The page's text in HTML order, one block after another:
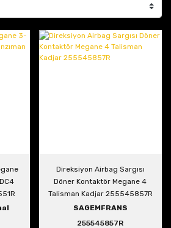
Direksiyon Airbag Sargısı
Döner Kontaktör Megane 4
Talisman Kadjar 255545857R
SAGEMFRANS
255545857R